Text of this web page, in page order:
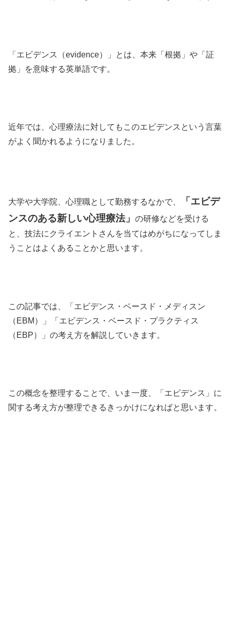
「エビデンス（evidence）」とは、本来「根拠」や「証
拠」を意味する英単語です。
近年では、心理療法に対してもこのエビデンスという言葉
がよく聞かれるようになりました。
大学や大学院、心理職として勤務するなかで、
「エビデ
ンスのある新しい心理療法」 の研修などを受ける
と、技法にクライエントさんを当てはめがちになってしま
うことはよくあることかと思います。
この記事では、「エビデンス・ベースド・メディスン
（EBM）」「エビデンス・ベースド・プラクティス
（EBP）」の考え方を解説していきます。
この概念を整理することで、いま一度、「エビデンス」に
関する考え方が整理できるきっかけになればと思います。